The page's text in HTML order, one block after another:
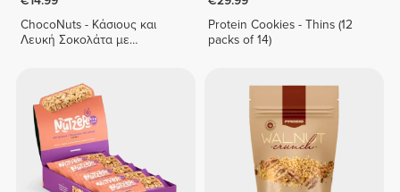
ChocoNuts - Κάσιους και
Λευκή Σοκολάτα με
Protein Cookies - Thins (12
packs of 14)